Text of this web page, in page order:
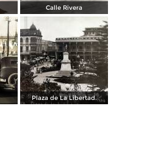
Calle Rivera
Plaza de La Libertad.